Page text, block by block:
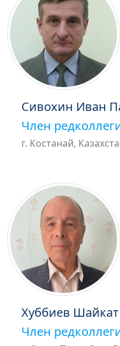
Сивохин Иван
Член
г. Костанай,
Хуббиев
Член